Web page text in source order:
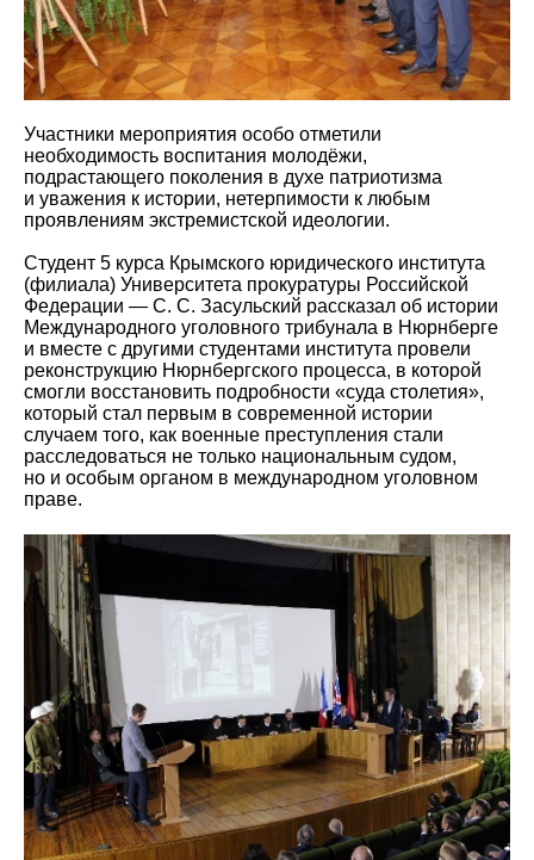
Участники мероприятия особо отметили
необходимость воспитания молодёжи,
подрастающего поколения в духе патриотизма
и уважения к истории, нетерпимости к любым
проявлениям экстремистской идеологии.
Студент 5 курса Крымского юридического института
(филиала) Университета прокуратуры Российской
Федерации — С. С. Засульский рассказал об истории
Международного уголовного трибунала в Нюрнберге
и вместе с другими студентами института провели
реконструкцию Нюрнбергского процесса, в которой
смогли восстановить подробности «суда столетия»,
который стал первым в современной истории
случаем того, как военные преступления стали
расследоваться не только национальным судом,
но и особым органом в международном уголовном
праве.